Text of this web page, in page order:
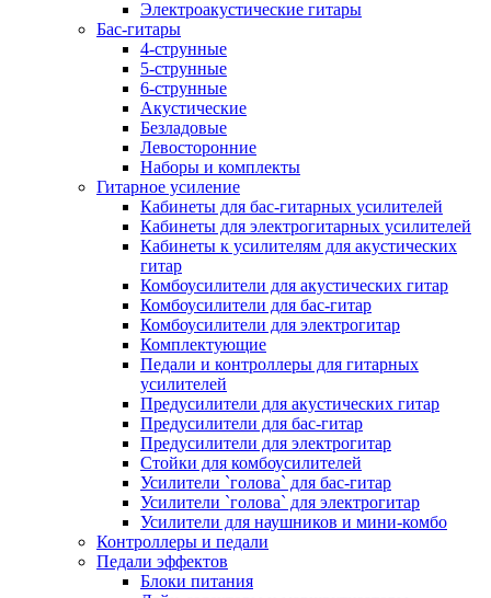
Электроакустические гитары
Бас-гитары
4-струнные
5-струнные
6-струнные
Акустические
Безладовые
Левосторонние
Наборы и комплекты
Гитарное усиление
Кабинеты для бас-гитарных усилителей
Кабинеты для электрогитарных усилителей
Кабинеты к усилителям для акустических
гитар
Комбоусилители для акустических гитар
Комбоусилители для бас-гитар
Комбоусилители для электрогитар
Комплектующие
Педали и контроллеры для гитарных
усилителей
Предусилители для акустических гитар
Предусилители для бас-гитар
Предусилители для электрогитар
Стойки для комбоусилителей
Усилители `голова` для бас-гитар
Усилители `голова` для электрогитар
Усилители для наушников и мини-комбо
Контроллеры и педали
Педали эффектов
Блоки питания